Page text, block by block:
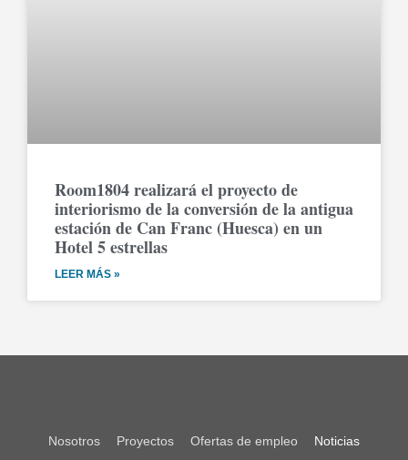
Room1804 realizará el proyecto de
interiorismo de la conversión de la antigua
estación de Can Franc (Huesca) en un
Hotel 5 estrellas
LEER MÁS »
Nosotros Proyectos Ofertas de empleo Noticias